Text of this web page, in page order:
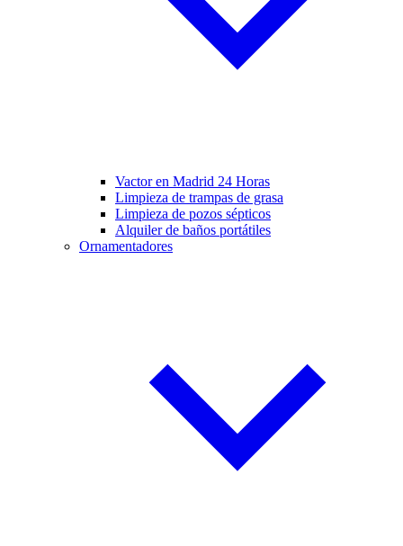
Vactor en Madrid 24 Horas
Limpieza de trampas de grasa
Limpieza de pozos sépticos
Alquiler de baños portátiles
Ornamentadores